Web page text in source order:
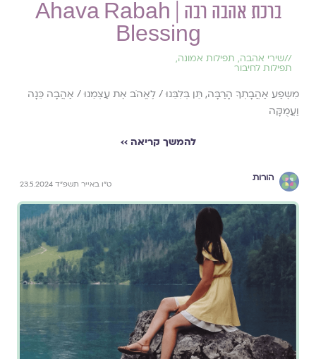
ברכת אהבה רבה | Ahava Rabah
Blessing
//שירי אהבה, תפילות אמונה,
תפילות לחיבור
מִשֶּפַע אַהֲבָתְךָ הָרַבָּה, תֵּן בְּלִבֵּנוּ / לֶאֱהֹב אֶת עַצְמֵנוּ / אַהֲבָה כֵּנָה
וַעֲמֻקָּה
להמשך קריאה ››
הורות
ט״ו באייר תשפ״ד 23.5.2024